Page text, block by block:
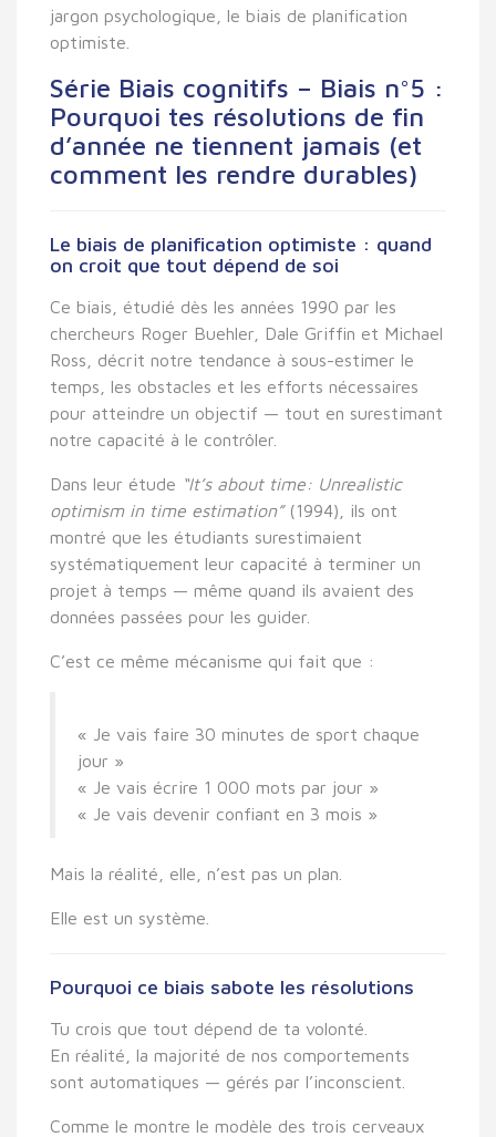
jargon psychologique, le biais de planification
optimiste
Série Biais cognitifs – Biais n°5 :
Pourquoi tes résolutions de fin
d’année ne tiennent jamais (et
comment les rendre durables)
Le biais de planification optimiste : quand
on croit que tout dépend de soi
Ce biais, étudié dès les années 1990 par les
chercheurs Roger Buehler, Dale Griffin et Michael
Ross , décrit notre tendance à sous-estimer le
temps, les obstacles et les efforts nécessaires
pour atteindre un objectif — tout en surestimant
notre capacité à le contrôler.
Dans leur étude “It’s about time: Unrealistic
optimism in time estimation”(1994), ils ont
montré que les étudiants surestimaient
systématiquement leur capacité à terminer un
projet à temps — même quand ils avaient des
données passées pour les guider.
C’est ce même mécanisme qui fait que :
« Je vais faire 30 minutes de sport chaque
jour »
« Je vais écrire 1 000 mots par jour »
« Je vais devenir confiant en 3 mois »
Mais la réalité, elle, n’est pas un plan.
Elle est un système.
Pourquoi ce biais sabote les résolutions
Tu crois que tout dépend de ta volonté.
En réalité, la majorité de nos comportements
sont automatiques — gérés par l’inconscient.
Comme le montre le modèle des trois cerveaux